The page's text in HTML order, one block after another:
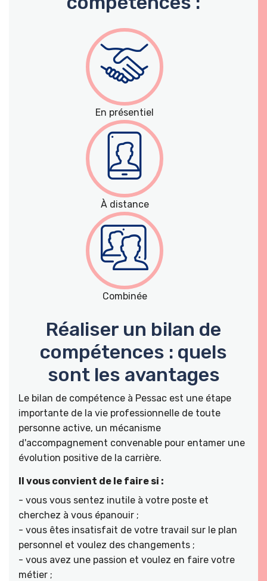
En présentiel
À distance
Combinée
Réaliser un bilan de
compétences : quels
sont les avantages
Le bilan de compétence à Pessac est une étape
importante de la vie professionnelle de toute
personne active, un mécanisme
d'accompagnement convenable pour entamer une
évolution positive de la carrière.
Il vous convient de le faire si :
- vous vous sentez inutile à votre poste et
cherchez à vous épanouir ;
- vous êtes insatisfait de votre travail sur le plan
personnel et voulez des changements ;
- vous avez une passion et voulez en faire votre
métier ;